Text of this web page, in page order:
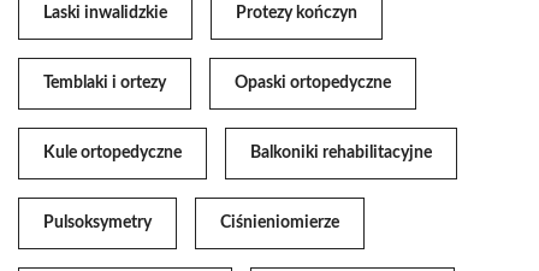
Laski inwalidzkie Protezy kończyn
Temblaki i ortezy Opaski ortopedyczne
Kule ortopedyczne Balkoniki rehabilitacyjne
Pulsoksymetry Ciśnieniomierze